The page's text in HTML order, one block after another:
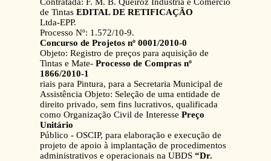
Contratada: F. M. B. Queiroz Indústria e Comércio
de Tintas EDITAL DE RETIFICAÇÃO
Ltda-EPP.
Processo Nº: 1.572/10-9.
Concurso de Projetos nº 0001/2010-0
Objeto: Registro de preços para aquisição de
Tintas e Mate- Processo de Compras nº
1866/2010-1
riais para Pintura, para a Secretaria Municipal de
Assistência Objeto: Seleção de uma entidade de
direito privado, sem fins lucrativos, qualificada
como Organização Civil de Interesse Preço
Unitário
Público - OSCIP, para elaboração e execução de
projeto de apoio à implantação de procedimentos
administrativos e operacionais na UBDS “Dr.